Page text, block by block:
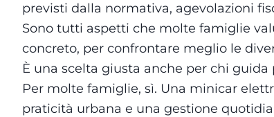
previsti dalla normativa, agevolazioni
Sono tutti aspetti che molte famiglie
concreto, per confrontare meglio le
È una scelta giusta anche per chi guida
Per molte famiglie, sì. Una minicar
praticità urbana e una gestione